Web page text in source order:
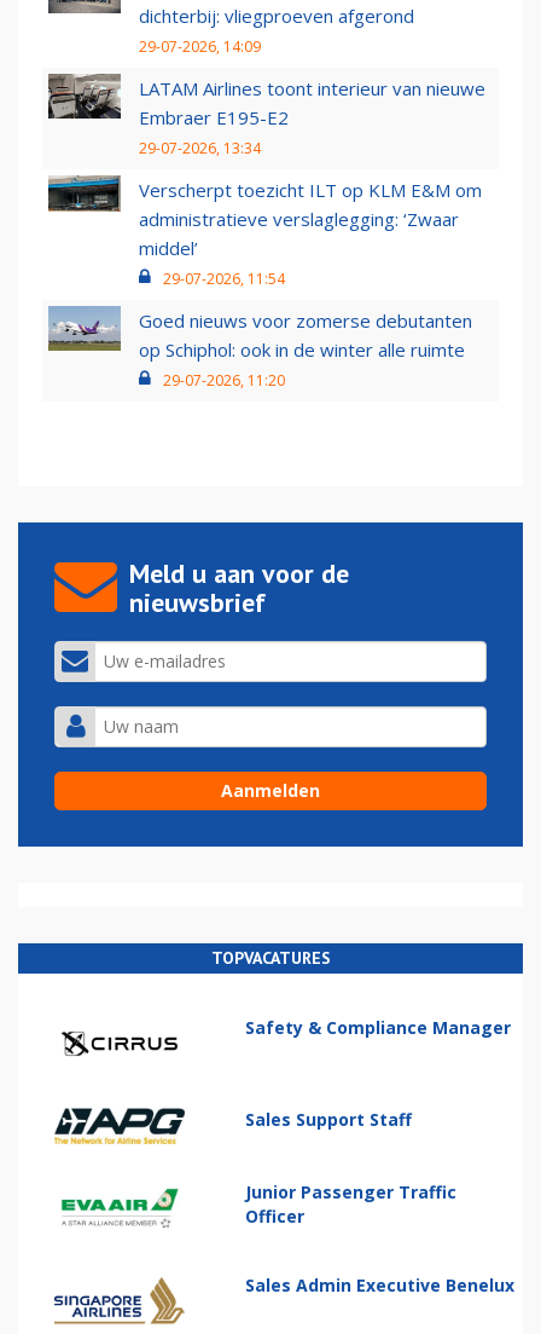
dichterbij: vliegproeven afgerond
29-07-2026, 14:09
LATAM Airlines toont interieur van nieuwe
Embraer E195-E2
29-07-2026, 13:34
Verscherpt toezicht ILT op KLM E&M om
administratieve verslaglegging: ‘Zwaar
middel’
29-07-2026, 11:54
Goed nieuws voor zomerse debutanten
op Schiphol: ook in de winter alle ruimte
29-07-2026, 11:20
Meld u aan voor de
nieuwsbrief
TOPVACATURES
Safety & Compliance Manager
Sales Support Staff
Junior Passenger Traffic
Officer
Sales Admin Executive Benelux